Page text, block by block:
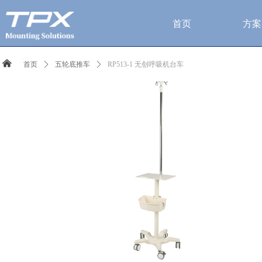
首页 方案
낀 首页 ꄲ 五轮底推车 ꄲ RP513-1 无创呼吸机台车